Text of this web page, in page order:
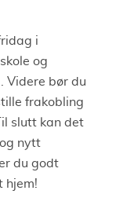
i
og
Videre bør du
frakobling
slutt kan det
nytt
du godt
hjem!